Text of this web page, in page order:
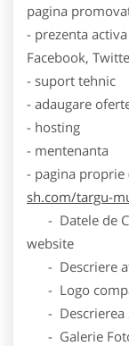
pagina
- prezenta
Facebook,
- suport tehnic
- adaugare
- hosting
- mentenanta
- pagina proprie
sh.com/targu-
- Datele de
website
- Descriere
- Logo
- Descrierea
- Galerie